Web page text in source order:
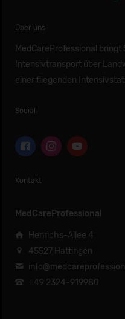
Über uns
MedCareProfessional bringt
Intensivtransport über
einer fliegenden
Social
Kontakt
MedCareProfessional
Henrichs-Allee 4
45527 Hattingen
+49 2324-919980